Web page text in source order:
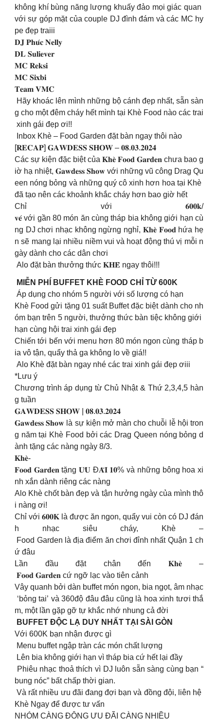
không khí bùng năng lượng khuấy đảo mọi giác quan
với sự góp mặt của couple DJ đình đám và các MC hy
pe đẹp traiii
𝐃𝐉 𝐏𝐡𝐮́𝐜 𝐍𝐞𝐥𝐥𝐲
𝐃𝐋 𝐒𝐮𝐥𝐢𝐞𝐯𝐞𝐫
𝐌𝐂 𝐑𝐞𝐤𝐬𝐢
𝐌𝐂 𝐒𝐢𝐱𝐛𝐢
𝐓𝐞𝐚𝐦 𝐕𝐌𝐂
Hãy khoác lên mình những bộ cánh đẹp nhất, sẵn sàn
g cho một đêm cháy hết mình tại Khè Food nào các trai
xinh gái đẹp ơi!!
Inbox Khè – Food Garden đặt bàn ngay thôi nào
[𝐑𝐄𝐂𝐀𝐏] 𝐆𝐀𝐖𝐃𝐄𝐒𝐒 𝐒𝐇𝐎𝐖 – 𝟎𝟖.𝟎𝟑.𝟐𝟎𝟐𝟒
Các sự kiện đặc biệt của 𝐊𝐡𝐞̀ 𝐅𝐨𝐨𝐝 𝐆𝐚𝐫𝐝𝐞𝐧 chưa bao g
iờ hạ nhiệt, 𝐆𝐚𝐰𝐝𝐞𝐬𝐬 𝐒𝐡𝐨𝐰 với những vũ công Drag Qu
een nóng bỏng và những quý cô xinh hơn hoa tại Khè
đã tạo nên các khoảnh khắc cháy hơn bao giờ hết
Chỉ với 𝟔𝟎𝟎𝐤/
𝐯𝐞́ với gần 80 món ăn cùng tháp bia không giới hạn cù
ng DJ chơi nhạc không ngừng nghỉ, 𝐊𝐡𝐞̀ 𝐅𝐨𝐨𝐝 hứa hẹ
n sẽ mang lại nhiều niềm vui và hoạt động thú vị mỗi n
gày dành cho các dân chơi
Alo đặt bàn thưởng thức 𝐊𝐇𝐄̀ ngay thôi!!!
MIỄN PHÍ BUFFET KHÈ FOOD CHỈ TỪ 600K
Áp dụng cho nhóm 5 người với số lượng có hạn
Khè Food gửi tặng 01 suất Buffet đặc biệt dành cho nh
óm bạn trên 5 người, thưởng thức bàn tiệc không giới
hạn cùng hội trai xinh gái đẹp
Chiến tới bến với menu hơn 80 món ngon cùng tháp b
ia vô tận, quẩy thả ga không lo về giá!!
Alo Khè đặt bàn ngay nhé các trai xinh gái đẹp ơiii
*Lưu ý
Chương trình áp dụng từ Chủ Nhật & Thứ 2,3,4,5 hàn
g tuần
𝐆𝐀𝐖𝐃𝐄𝐒𝐒 𝐒𝐇𝐎𝐖 | 𝟎𝟖.𝟎𝟑.𝟐𝟎𝟐𝟒
𝐆𝐚𝐰𝐝𝐞𝐬𝐬 𝐒𝐡𝐨𝐰 là sự kiện mở màn cho chuỗi lễ hội tron
g năm tại Khè Food bởi các Drag Queen nóng bỏng d
ành tặng các nàng ngày 8/3.
𝐊𝐡𝐞̀-
𝐅𝐨𝐨𝐝 𝐆𝐚𝐫𝐝𝐞𝐧 tặng 𝐔̛𝐔 Đ𝐀̃𝐈 𝟏𝟎% và những bông hoa xi
nh xắn dành riêng các nàng
Alo Khè chốt bàn đẹp và tận hưởng ngày của mình thô
i nàng ơi!
Chỉ với 𝟔𝟎𝟎𝐊 là được ăn ngon, quẩy vui còn có DJ đán
h nhạc siêu cháy, Khè –
Food Garden là địa điểm ăn chơi đỉnh nhất Quận 1 ch
ứ đâu
Lần đầu đặt chân đến 𝐊𝐡𝐞̀ –
𝐅𝐨𝐨𝐝 𝐆𝐚𝐫𝐝𝐞𝐧 cứ ngỡ lạc vào tiên cảnh
Vây quanh bởi dàn buffet món ngon, bia ngọt, âm nhạc
‘bỏng tai’ và 360độ đâu đâu cũng là hoa xinh tươi thắ
m, một lần gặp gỡ tự khắc nhớ nhung cả đời
BUFFET ĐỘC LẠ DUY NHẤT TẠI SÀI GÒN
Với 600K bạn nhận được gì
Menu buffet ngập tràn các món chất lượng
Lên bia không giới hạn vì tháp bia cứ hết lại đầy
Phiêu nhạc thoả thích vì DJ luôn sẵn sàng cùng bạn “
bung nóc” bất chấp thời gian.
Và rất nhiều ưu đãi đang đợi bạn và đồng đội, liên hệ
Khè Ngay để được tư vấn
NHÓM CÀNG ĐÔNG ƯU ĐÃI CÀNG NHIỀU